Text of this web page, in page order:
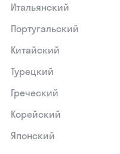
Итальянский
Португальский
Китайский
Турецкий
Греческий
Корейский
Японский